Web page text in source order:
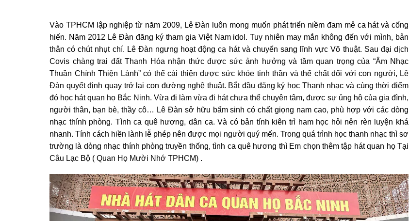
Vào TPHCM lập nghiệp từ năm 2009, Lê Đàn luôn mong muốn phát triển niềm đam mê ca hát và cống
hiến. Năm 2012 Lê Đàn đăng ký tham gia Việt Nam idol. Tuy nhiên may mắn không đến với mình, bản
thân có chút nhụt chí. Lê Đàn ngưng hoạt động ca hát và chuyển sang lĩnh vực Võ thuật. Sau đại dịch
Covis chàng trai đất Thanh Hóa nhận thức được sức ảnh hưởng và tầm quan trọng của “Âm Nhạc
Thuần Chính Thiện Lành” có thể cải thiện được sức khỏe tinh thần và thể chất đối với con người, Lê
Đàn quyết định quay trở lại con đường nghệ thuật. Bắt đầu đăng ký học Thanh nhạc và cùng thời điểm
đó học hát quan họ Bắc Ninh. Vừa đi làm vừa đi hát chưa thể chuyên tâm, được sự ủng hộ của gia đình,
người thân, bạn bè, thầy cô… Lê Đàn sở hữu bẩm sinh có chất giọng nam cao, phù hợp với các dòng
nhạc thính phòng. Tình ca quê hương, dân ca. Và có bản tính kiên trì ham học hỏi nên rèn luyện khá
nhanh. Tính cách hiền lành lễ phép nên được mọi người quý mến. Trong quá trình học thanh nhạc thì sơ
trường là dòng nhạc thính phòng truyền thống, tình ca quê hương thì Em chọn thêm tập hát quan họ Tại
Câu Lạc Bộ ( Quan Họ Mười Nhớ TPHCM) .